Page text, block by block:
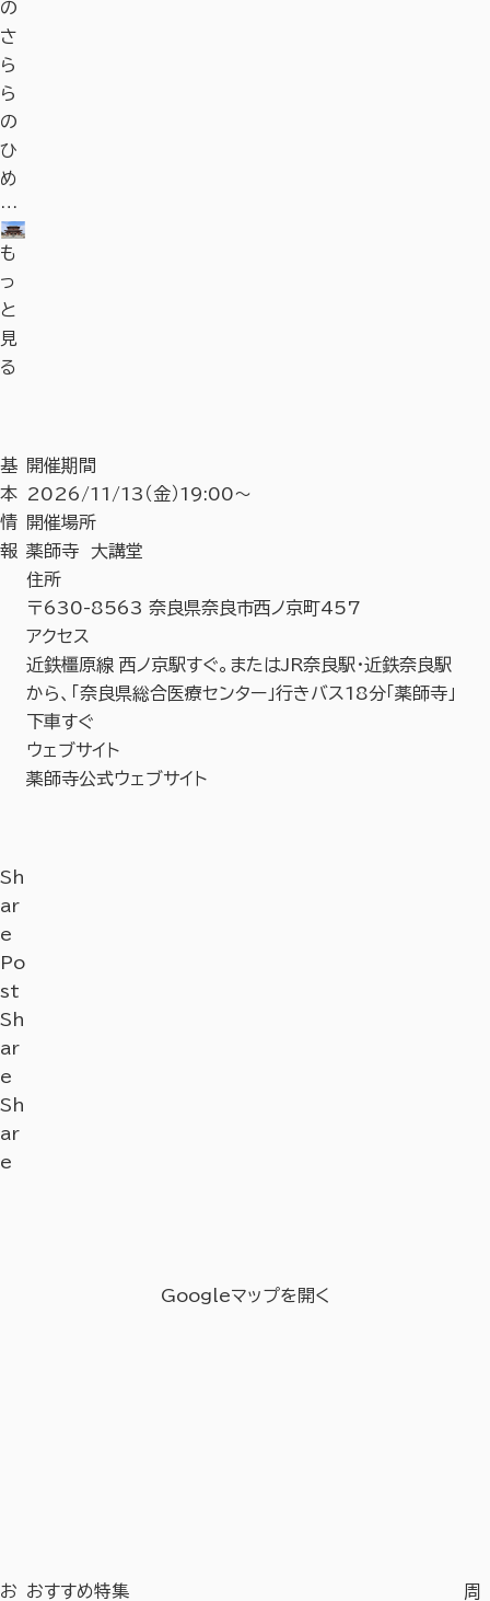
の
さ
ら
ら
の
ひ
め
…
も
っ
と
見
る
基
本
情
報
開催期間
2026/11/13（金）19:00～
開催場所
薬師寺 大講堂
住所
〒630-8563 奈良県奈良市西ノ京町457
アクセス
近鉄橿原線 西ノ京駅すぐ。またはJR奈良駅・近鉄奈良駅
から、「奈良県総合医療センター」行きバス18分「薬師寺」
下車すぐ
ウェブサイト
薬師寺公式ウェブサイト
Googleマップを開く
Sh
ar
e
Po
st
Sh
ar
e
Sh
ar
e
お
おすすめ特集
周